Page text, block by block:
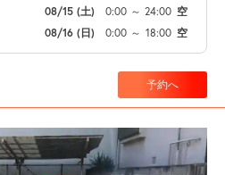
08/15 (土) 0:00 ～ 24:00 空
08/16 (日) 0:00 ～ 18:00 空
予約へ